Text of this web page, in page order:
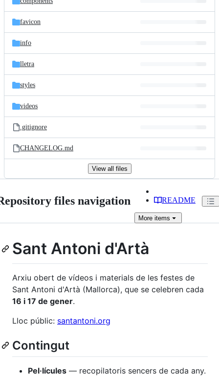
favicon
info
lletra
styles
videos
.gitignore
CHANGELOG.md
View all files
files navigation README
More items
Sant Antoni d'Artà
Arxiu obert de vídeos i materials de les festes de
Sant Antoni d'Artà (Mallorca), que se celebren cada
16 i 17 de gener.
Lloc públic: santantoni.org
Contingut
Pel·lícules — recopilatoris sencers de cada any.